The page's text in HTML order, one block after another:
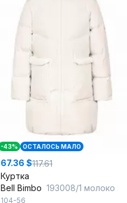
-43% ОСТАЛОСЬ МАЛО
67.36 $117.61
Куртка
Bell Bimbo 193008/1 молоко
104-56